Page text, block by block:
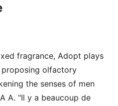
fragrance, Adopt plays
olfactory
the senses of men
A. "Il y a beaucoup de